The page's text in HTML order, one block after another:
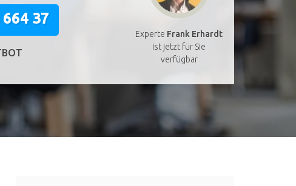
Experte Frank Erhardt
ist jetzt für Sie
verfügbar
37